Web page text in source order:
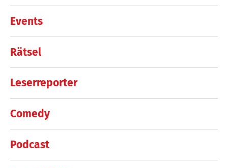
Events
Rätsel
Leserreporter
Comedy
Podcast